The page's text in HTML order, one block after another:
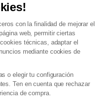
con la finalidad de mejorar el
web, permitir ciertas
técnicas, adaptar el
mediante cookies de
o elegir tu configuración
Ten en cuenta que rechazar
de compra.
personales y cookies
Venta Profesional